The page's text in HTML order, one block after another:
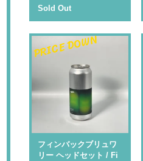
Sold Out
PRICE DOWN
フィンバックブリュワ
リー ヘッドセット / Fi